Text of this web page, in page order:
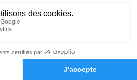
Hommages
31150 Fenouillet